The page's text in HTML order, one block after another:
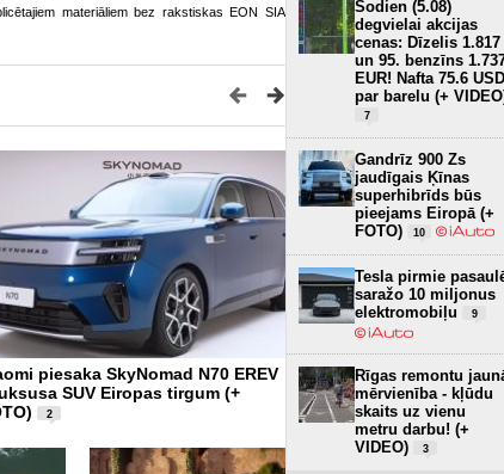
materiāliem bez rakstiskas EON SIA
piesaka SkyNomad N70 EREV
SUV Eiropas tirgum (+
2
Tikai 12,8 kWh uz 100 km –
tron būs
elektroauto (+ FOTO)
Šodien (5.08)
degvielai akcijas
cenas: Dīzelis 1.817
un 95. benzīns
EUR! Nafta 75.6 USD
par barelu (+
7
Gandrīz 900 Zs
jaudīgais Ķīnas
superhibrīds būs
pieejams Eiropā (+
FOTO)
10
Tesla pirmie
saražo 10 miljonus
elektromobiļu
9
Rīgas remontu
mērvienība - kļūdu
skaits uz vienu
metru darbu! (+
VIDEO)
3